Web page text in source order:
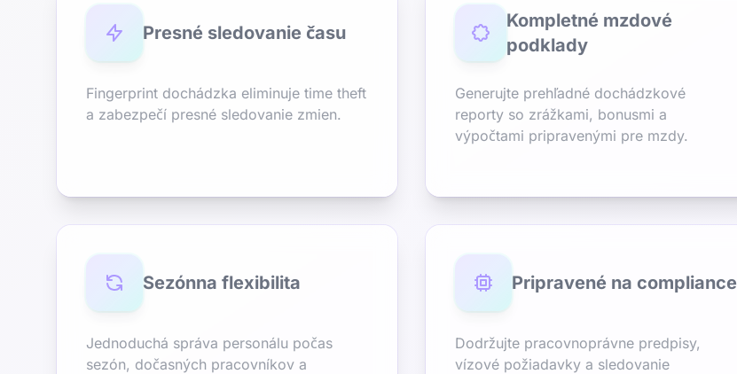
Presné sledovanie času
Fingerprint dochádzka eliminuje time theft
a zabezpečí presné sledovanie zmien.
Kompletné mzdové
podklady
Generujte prehľadné dochádzkové
reporty so zrážkami, bonusmi a
výpočtami pripravenými pre mzdy.
Sezónna flexibilita
Jednoduchá správa personálu počas
sezón, dočasných pracovníkov a
Pripravené na compliance
Dodržujte pracovnoprávne predpisy,
vízové požiadavky a sledovanie